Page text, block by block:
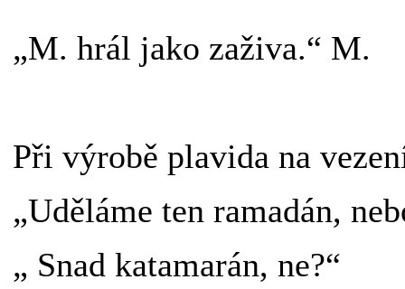
„M. hrál jako zaživa.“ M.
Při výrobě plavida na
„Uděláme ten ramadán,
„ Snad katamarán, ne?“